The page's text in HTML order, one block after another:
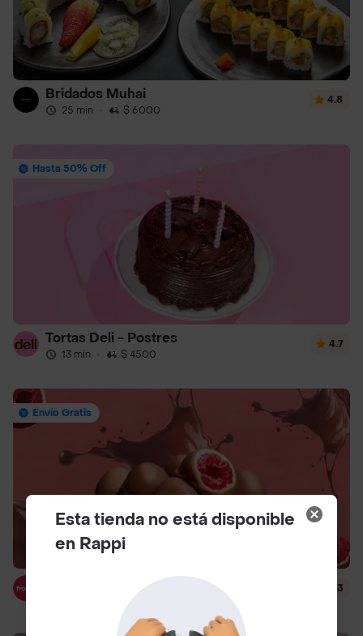
Bridados Muhai
25 min · $ 6000
4.8
Hasta 50% Off
Tortas Deli - Postres
13 min · $ 4500
4.7
Envío Gratis
$ 4000
4.3
Esta tienda no está disponible
en Rappi